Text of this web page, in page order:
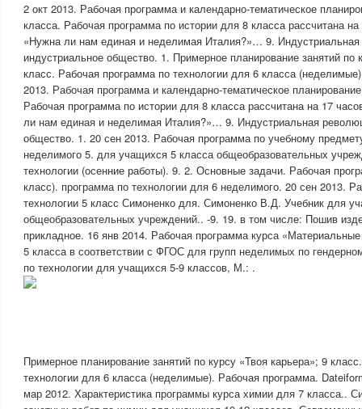
2 окт 2013. Рабочая программа и календарно-тематическое
класса. Рабочая программа по истории для 8 класса рассчитана
«Нужна ли нам единая и неделимая Италия?»… 9.
индустриальное общество. 1. Примерное планирование занятий по
класс. Рабочая программа по технологии для 6 класса
2013. Рабочая программа и календарно-тематическое
Рабочая программа по истории для 8 класса рассчитана на 17
ли нам единая и неделимая Италия?»… 9. Индустриальная
общество. 1. 20 сен 2013. Рабочая программа по учебному
неделимого 5. для учащихся 5 класса общеобразовательных
технологии (осенние работы). 9. 2. Основные задачи. Рабочая
класс). программа по технологии для 6 неделимого. 20 сен 2013.
технологии 5 класс Симоненко для. Симоненко В.Д. Учебник для
общеобразовательных учреждений.. -9. 19. в том числе: Пошив
прикладное. 16 янв 2014. Рабочая программа курса
5 класса в соответствии с ФГОС для групп неделимых по
по технологии для учащихся 5-9 классов, М.: .
Примерное планирование занятий по курсу «Твоя карьера»; 9
технологии для 6 класса (неделимые). Рабочая программа.
мар 2012. Характеристика программы курса химии для 7 класса..